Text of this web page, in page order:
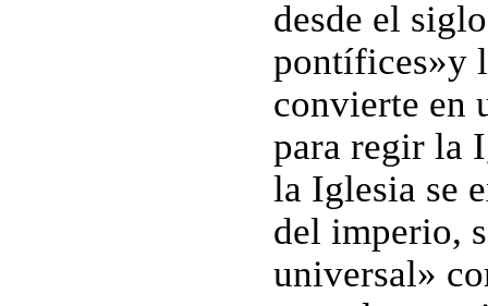
desde el
pontífices»y
convierte en
para regir la
la Iglesia se
del imperio,
universal»